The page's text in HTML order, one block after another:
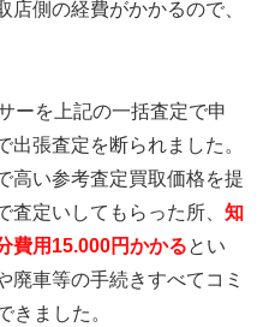
側の経費がかかるので、
ーを上記の一括査定で申
出張査定を断られました。
高い参考査定買取価格を提
定いしてもらった所、 知
費用15.000円かかるとい
廃車等の手続きすべてコミ
きました。